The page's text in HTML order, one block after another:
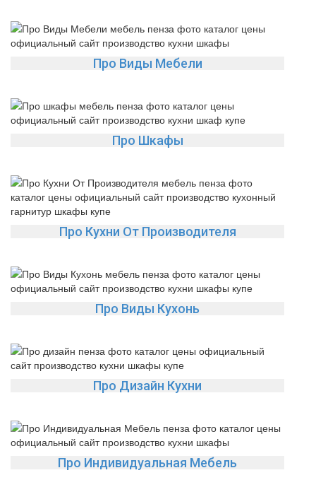
Про Виды Мебели
Про Шкафы
Про Кухни От Производителя
Про Виды Кухонь
Про Дизайн Кухни
Про Индивидуальная Мебель